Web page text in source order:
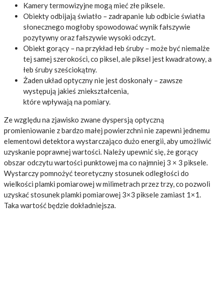
Kamery termowizyjne mogą mieć złe piksele.
Obiekty odbijają światło – zadrapanie lub odbicie światła
słonecznego mogłoby spowodować wynik fałszywie
pozytywny oraz fałszywie wysoki odczyt.
Obiekt gorący – na przykład łeb śruby – może być niemalże
tej samej szerokości, co piksel, ale piksel jest kwadratowy, a
łeb śruby sześciokątny.
Żaden układ optyczny nie jest doskonały – zawsze
występują jakieś zniekształcenia,
które wpływają na pomiary.
Ze względu na zjawisko zwane dyspersją optyczną
promieniowanie z bardzo małej powierzchni nie zapewni jednemu
elementowi detektora wystarczająco dużo energii, aby umożliwić
uzyskanie poprawnej wartości. Należy upewnić się, że gorący
obszar odczytu wartości punktowej ma co najmniej 3 × 3 piksele.
Wystarczy pomnożyć teoretyczny stosunek odległości do
wielkości plamki pomiarowej w milimetrach przez trzy, co pozwoli
uzyskać stosunek plamki pomiarowej 3×3 piksele zamiast 1×1.
Taka wartość będzie dokładniejsza.